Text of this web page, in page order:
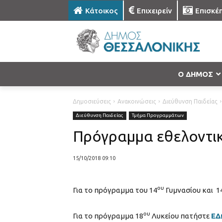
Κάτοικος Επιχειρείν
Ο ΔΗΜΟΣ
Δημοσιεύσεις Ανακοινώσεις Διεύθυνση Παιδείας
Διεύθυνση Παιδείας Τμήμα Προγραμμάτων
Πρόγραμμα
15/10/2018 09:10
Για το πρόγραμμα του 14ου Γυμνασίου και
Για το πρόγραμμα 18ου Λυκείου πατήστε